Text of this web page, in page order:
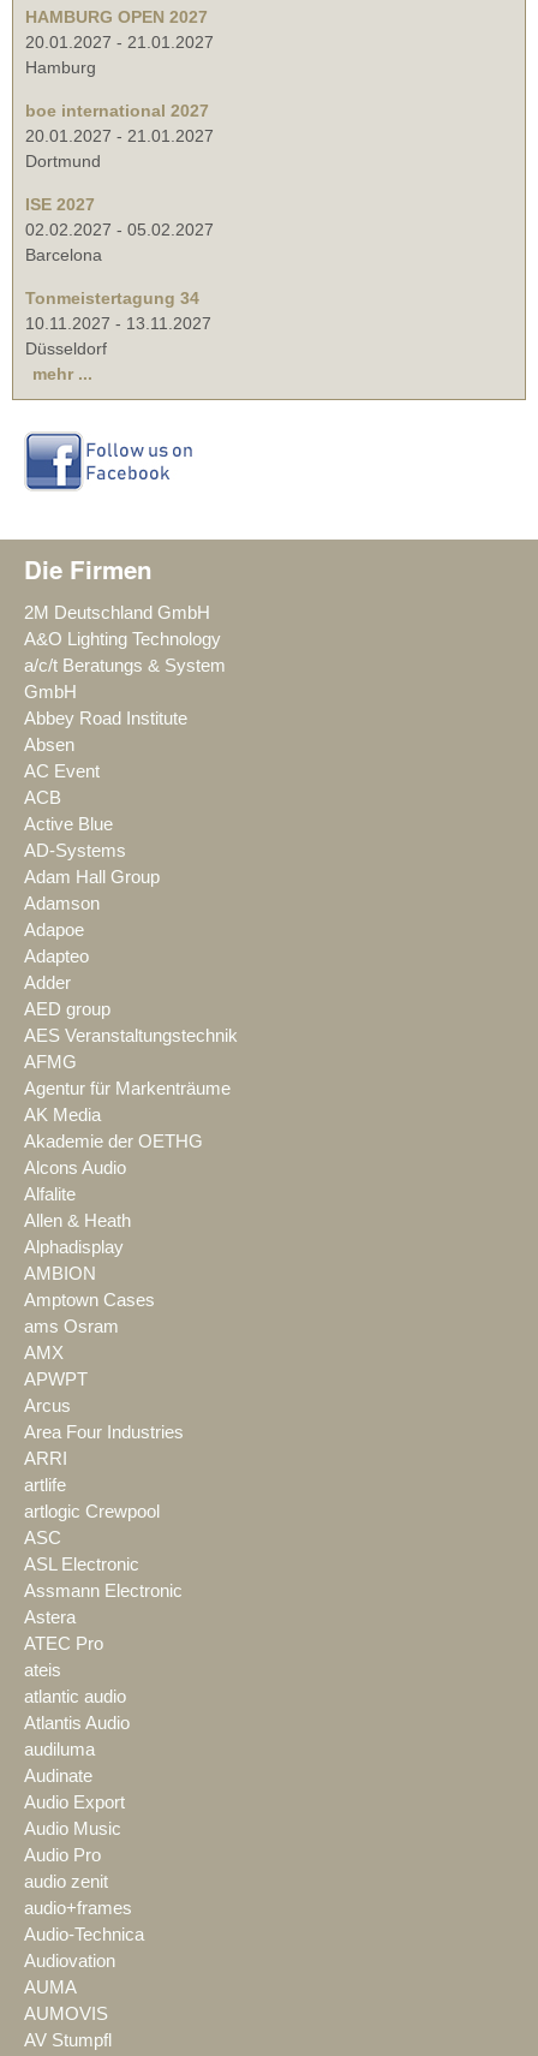
HAMBURG OPEN 2027
20.01.2027 - 21.01.2027
Hamburg
boe international 2027
20.01.2027 - 21.01.2027
Dortmund
ISE 2027
02.02.2027 - 05.02.2027
Barcelona
Tonmeistertagung 34
10.11.2027 - 13.11.2027
Düsseldorf
mehr ...
Die Firmen
2M Deutschland GmbH
A&O Lighting Technology
a/c/t Beratungs & System
GmbH
Abbey Road Institute
Absen
AC Event
ACB
Active Blue
AD-Systems
Adam Hall Group
Adamson
Adapoe
Adapteo
Adder
AED group
AES Veranstaltungstechnik
AFMG
Agentur für Markenträume
AK Media
Akademie der OETHG
Alcons Audio
Alfalite
Allen & Heath
Alphadisplay
AMBION
Amptown Cases
ams Osram
AMX
APWPT
Arcus
Area Four Industries
ARRI
artlife
artlogic Crewpool
ASC
ASL Electronic
Assmann Electronic
Astera
ATEC Pro
ateis
atlantic audio
Atlantis Audio
audiluma
Audinate
Audio Export
Audio Music
Audio Pro
audio zenit
audio+frames
Audio-Technica
Audiovation
AUMA
AUMOVIS
AV Stumpfl